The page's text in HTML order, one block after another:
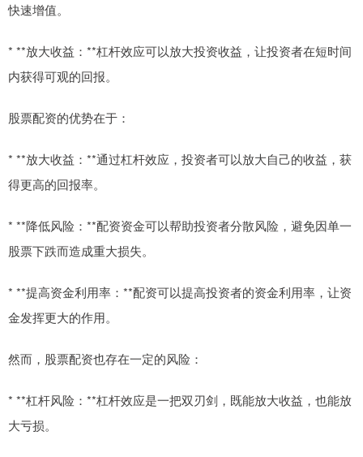
快速增值。
* **放大收益：**杠杆效应可以放大投资收益，让投资者在短时间
内获得可观的回报。
股票配资的优势在于：
* **放大收益：**通过杠杆效应，投资者可以放大自己的收益，获
得更高的回报率。
* **降低风险：**配资资金可以帮助投资者分散风险，避免因单一
股票下跌而造成重大损失。
* **提高资金利用率：**配资可以提高投资者的资金利用率，让资
金发挥更大的作用。
然而，股票配资也存在一定的风险：
* **杠杆风险：**杠杆效应是一把双刃剑，既能放大收益，也能放
大亏损。